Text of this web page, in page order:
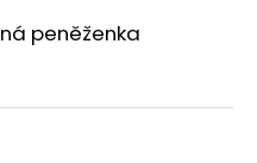
peněženka